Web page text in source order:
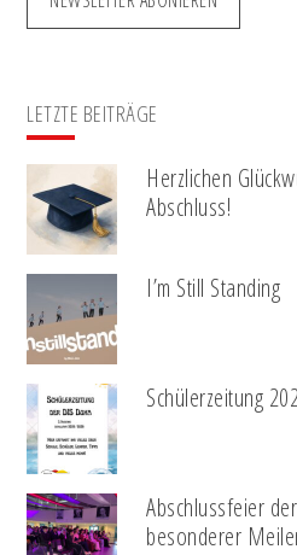
LETZTE BEITRÄGE
Herzlichen
Abschluss!
I’m Still Standing
Schülerzeitung
Abschlussfeier
besonderer